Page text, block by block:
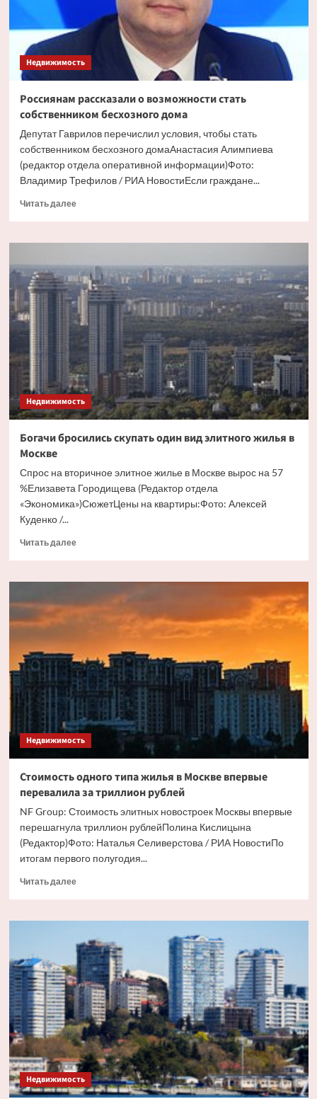
Недвижимость
Россиянам рассказали о возможности стать
собственником бесхозного дома
Депутат Гаврилов перечислил условия, чтобы стать
собственником бесхозного домаАнастасия Алимпиева
(редактор отдела оперативной информации)Фото:
Владимир Трефилов / РИА НовостиЕсли граждане...
Читать далееПрочитать
Россиянам
о
возможности
стать
собственником
бесхозного
дома
Недвижимость
Богачи бросились скупать один вид элитного жилья в
Москве
Спрос на вторичное элитное жилье в Москве вырос на 57
%Елизавета Городищева (Редактор отдела
«Экономика»)СюжетЦены на квартиры:Фото: Алексей
Куденко /...
Читать далееПрочитать
Богачи
бросились
скупать
элитного
жилья
в
Москве
Недвижимость
Стоимость одного типа жилья в Москве впервые
перевалила за триллион рублей
NF Group: Стоимость элитных новостроек Москвы впервые
перешагнула триллион рублейПолина Кислицына
(Редактор)Фото: Наталья Селиверстова / РИА НовостиПо
итогам первого полугодия...
Читать далееПрочитать
Стоимость
типа
жилья
в
Москве
впервые
перевалила
за
триллион
рублей
Недвижимость